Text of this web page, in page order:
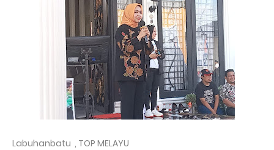
Labuhanbatu , TOP MELAYU